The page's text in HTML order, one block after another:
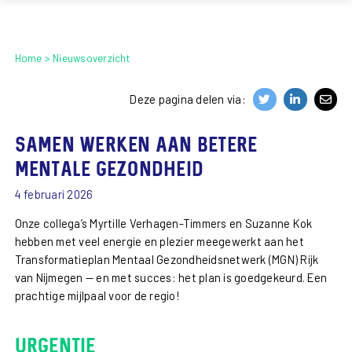
Home Nieuwsoverzicht
Deze pagina delen via:
Samen werken aan betere
mentale gezondheid
4 februari 2026
Onze collega’s Myrtille Verhagen-Timmers en Suzanne Kok
hebben met veel energie en plezier meegewerkt aan het
Transformatieplan Mentaal Gezondheidsnetwerk (MGN) Rijk
van Nijmegen — en met succes: het plan is goedgekeurd. Een
prachtige mijlpaal voor de regio!
Urgentie